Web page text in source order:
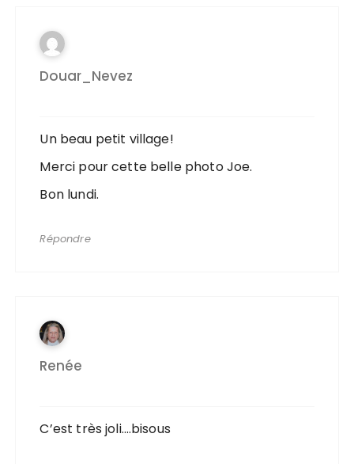
Douar_Nevez
Un beau petit village!
Merci pour cette belle photo Joe.
Bon lundi.
Répondre
Renée
C’est très joli….bisous